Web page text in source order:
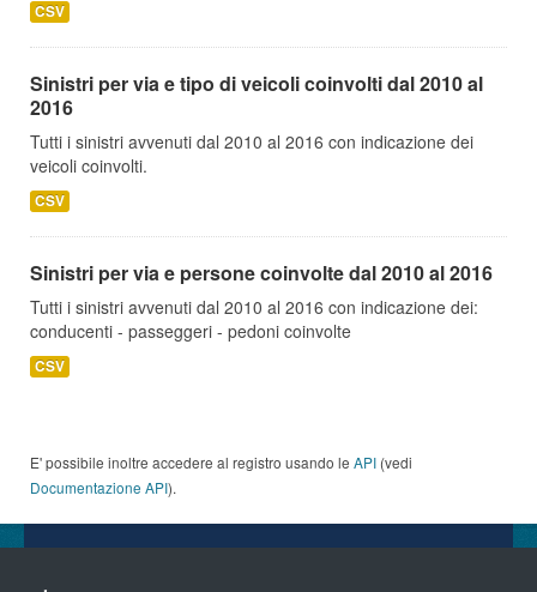
CSV
Sinistri per via e tipo di veicoli coinvolti dal 2010 al
2016
Tutti i sinistri avvenuti dal 2010 al 2016 con indicazione dei
veicoli coinvolti.
CSV
Sinistri per via e persone coinvolte dal 2010 al 2016
Tutti i sinistri avvenuti dal 2010 al 2016 con indicazione dei:
conducenti - passeggeri - pedoni coinvolte
CSV
E' possibile inoltre accedere al registro usando le API (vedi
Documentazione API).